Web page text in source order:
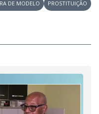
DE MODELO PROSTITUIÇÃO